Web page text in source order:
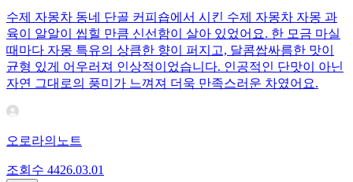
수제 자몽차 동네 단골 커피숍에서 시킨 수제 자몽차 자몽 과
육이 알알이 씹힐 만큼 신선함이 살아 있었어요. 한 모금 마실
때마다 자몽 특유의 상큼한 향이 퍼지고, 달콤쌉싸름한 맛이
균형 있게 어우러져 인상적이었습니다. 인공적인 단맛이 아닌
자연 그대로의 풍미가 느껴져 더욱 만족스러운 차였어요.
오로라의노트
조회수 4426.03.01